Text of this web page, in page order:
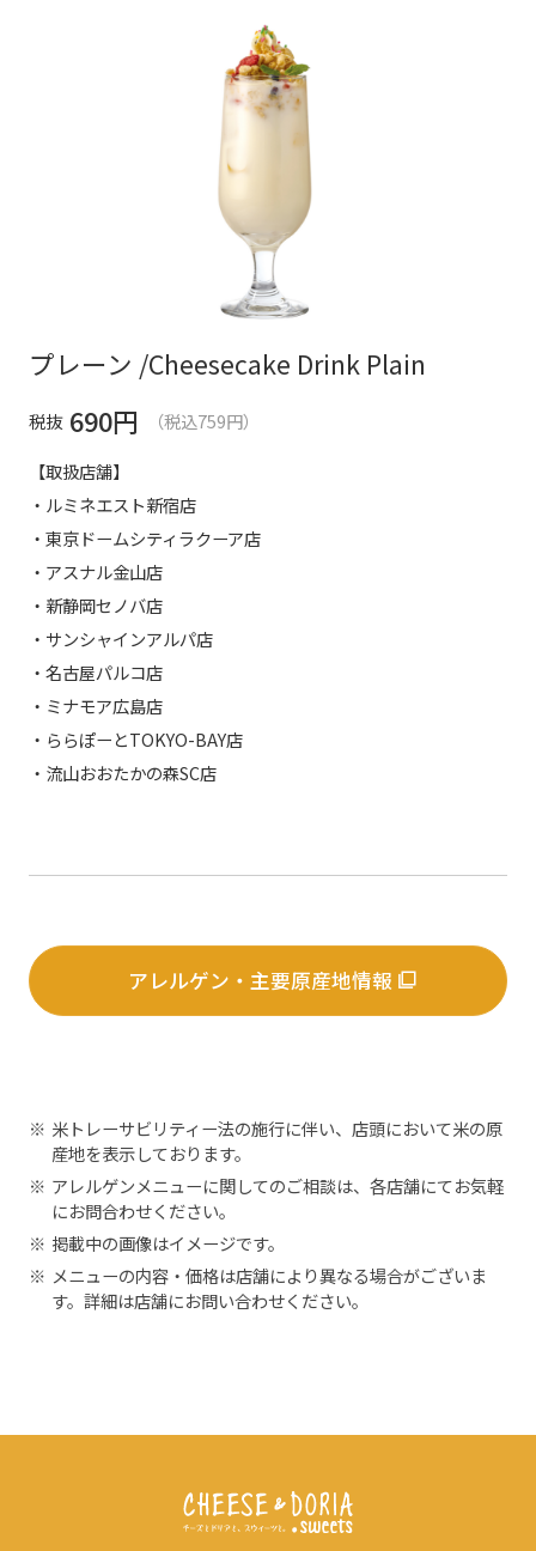
プレーン /Cheesecake Drink Plain
税抜 690円
（税込759円）
【取扱店舗】
・ルミネエスト新宿店
・東京ドームシティラクーア店
・アスナル金山店
・新静岡セノバ店
・サンシャインアルパ店
・名古屋パルコ店
・ミナモア広島店
・ららぽーとTOKYO-BAY店
・流山おおたかの森SC店
アレルゲン・主要原産地情報
※ 米トレーサビリティー法の施行に伴い、店頭において米の原
産地を表示しております。
※ アレルゲンメニューに関してのご相談は、各店舗にてお気軽
にお問合わせください。
※ 掲載中の画像はイメージです。
※ メニューの内容・価格は店舗により異なる場合がございま
す。詳細は店舗にお問い合わせください。